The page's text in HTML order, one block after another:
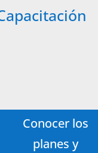
Conocer los
planes y